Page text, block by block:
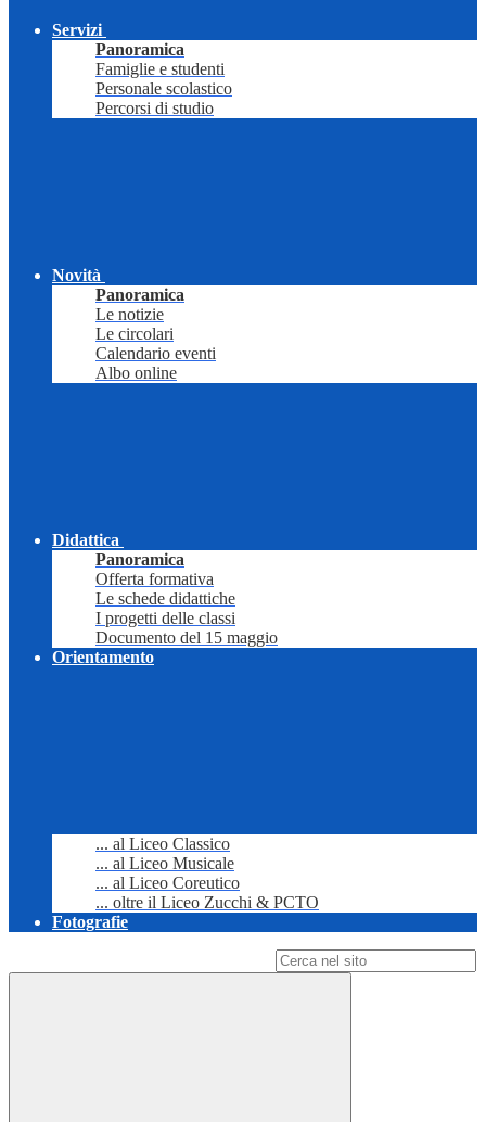
Servizi
Panoramica
Famiglie e studenti
Personale scolastico
Percorsi di studio
Novità
Panoramica
Le notizie
Le circolari
Calendario eventi
Albo online
Didattica
Panoramica
Offerta formativa
Le schede didattiche
I progetti delle classi
Documento del 15 maggio
Orientamento
... al Liceo Classico
... al Liceo Musicale
... al Liceo Coreutico
... oltre il Liceo Zucchi & PCTO
Fotografie